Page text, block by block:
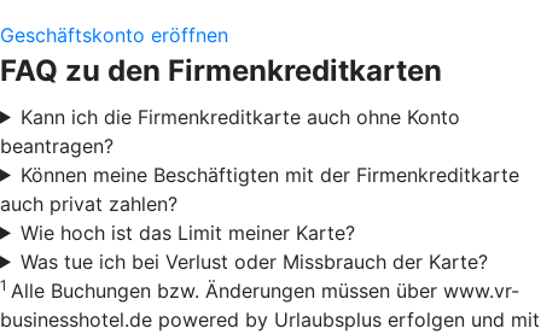
Geschäftskonto eröffnen
FAQ zu den Firmenkreditkarten
Kann ich die Firmenkreditkarte auch ohne Konto
beantragen?
Können meine Beschäftigten mit der Firmenkreditkarte
auch privat zahlen?
Wie hoch ist das Limit meiner Karte?
Was tue ich bei Verlust oder Missbrauch der Karte?
1 Alle Buchungen bzw. Änderungen müssen über www.vr-
businesshotel.de powered by Urlaubsplus erfolgen und mit